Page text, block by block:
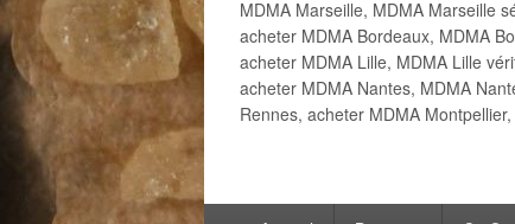
MDMA Marseille, MDMA Marseille
acheter MDMA Bordeaux, MDMA
acheter MDMA Lille, MDMA Lille
acheter MDMA Nantes, MDMA
Rennes, acheter MDMA
Menu